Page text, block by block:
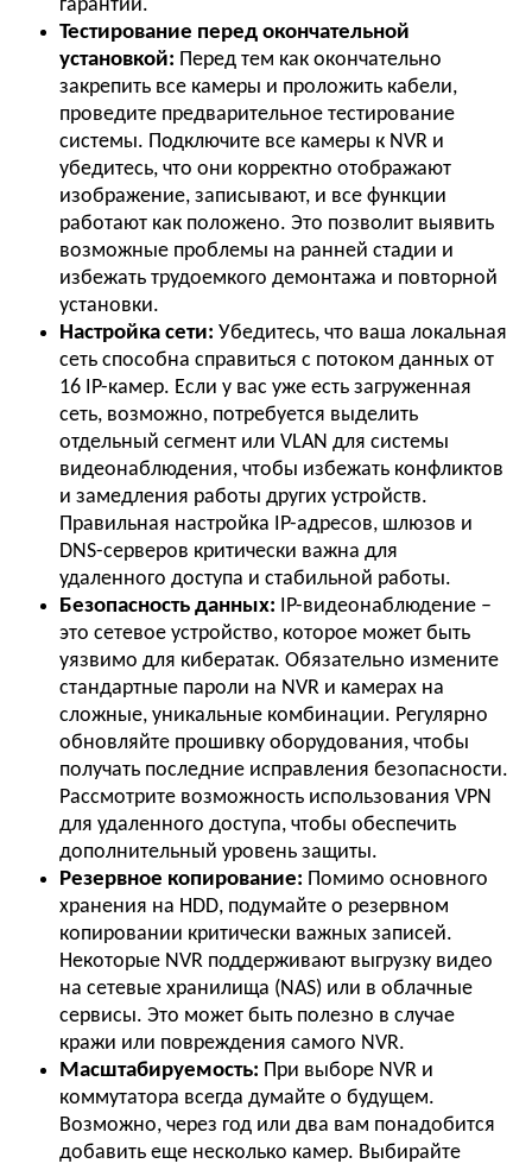
гарантии.
Тестирование перед окончательной
установкой: Перед тем как окончательно
закрепить все камеры и проложить кабели,
проведите предварительное тестирование
системы. Подключите все камеры к NVR и
убедитесь, что они корректно отображают
изображение, записывают, и все функции
работают как положено. Это позволит выявить
возможные проблемы на ранней стадии и
избежать трудоемкого демонтажа и повторной
установки.
Настройка сети: Убедитесь, что ваша локальная
сеть способна справиться с потоком данных от
16 IP-камер. Если у вас уже есть загруженная
сеть, возможно, потребуется выделить
отдельный сегмент или VLAN для системы
видеонаблюдения, чтобы избежать конфликтов
и замедления работы других устройств.
Правильная настройка IP-адресов, шлюзов и
DNS-серверов критически важна для
удаленного доступа и стабильной работы.
Безопасность данных: IP-видеонаблюдение –
это сетевое устройство, которое может быть
уязвимо для кибератак. Обязательно измените
стандартные пароли на NVR и камерах на
сложные, уникальные комбинации. Регулярно
обновляйте прошивку оборудования, чтобы
получать последние исправления безопасности.
Рассмотрите возможность использования VPN
для удаленного доступа, чтобы обеспечить
дополнительный уровень защиты.
Резервное копирование: Помимо основного
хранения на HDD, подумайте о резервном
копировании критически важных записей.
Некоторые NVR поддерживают выгрузку видео
на сетевые хранилища (NAS) или в облачные
сервисы. Это может быть полезно в случае
кражи или повреждения самого NVR.
Масштабируемость: При выборе NVR и
коммутатора всегда думайте о будущем.
Возможно, через год или два вам понадобится
добавить еще несколько камер. Выбирайте